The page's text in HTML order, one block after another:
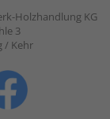
Holzhandlung KG
3
/ Kehr